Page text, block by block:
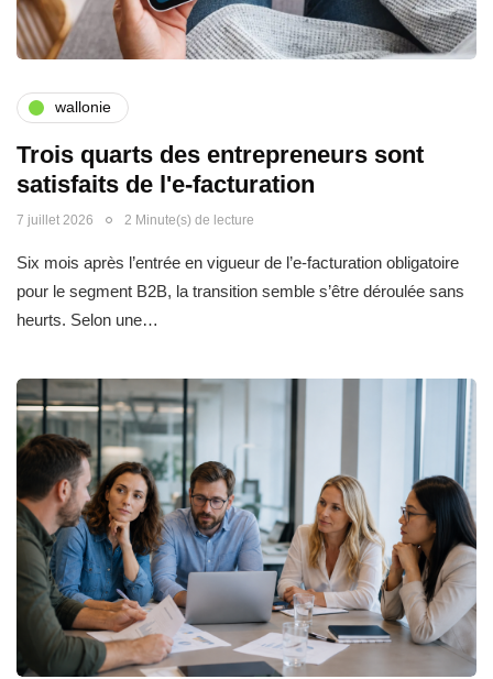
wallonie
Trois quarts des entrepreneurs sont
satisfaits de l'e-facturation
7 juillet 2026 2 Minute(s) de lecture
Six mois après l’entrée en vigueur de l’e-facturation obligatoire
pour le segment B2B, la transition semble s’être déroulée sans
heurts. Selon une…